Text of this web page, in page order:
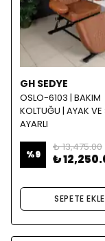
GH SEDYE
OSLO-6103 | BAKIM
KOLTUĞU | AYAK VE
AYARLI
%9
₺ 13,475.00
₺
SEPETE EKLE